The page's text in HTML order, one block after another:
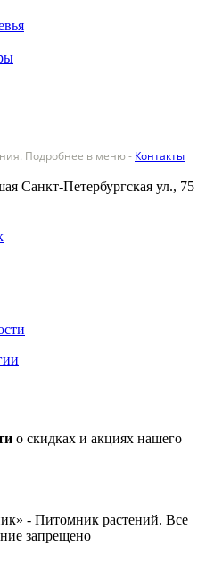
Подробнее в меню - Контакты
Санкт-Петербургская ул., 75
о скидках и акциях нашего
- Питомник растений. Все
запрещено